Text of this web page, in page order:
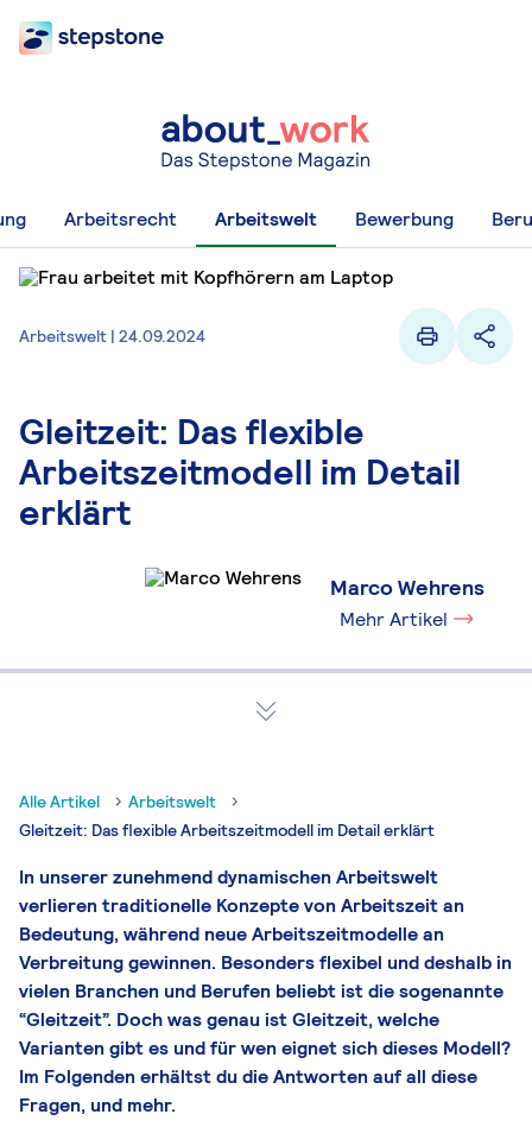
Arbeitsrecht Arbeitswelt Bewerbung
Arbeitswelt | 24.09.2024
Gleitzeit: Das flexible
Arbeitszeitmodell im Detail
erklärt
Marco Wehrens
Mehr Artikel
Alle Artikel
Arbeitswelt
Gleitzeit: Das flexible Arbeitszeitmodell im Detail erklärt
In unserer zunehmend dynamischen Arbeitswelt
verlieren traditionelle Konzepte von Arbeitszeit an
Bedeutung, während neue Arbeitszeitmodelle an
Verbreitung gewinnen. Besonders flexibel und deshalb in
vielen Branchen und Berufen beliebt ist die sogenannte
“Gleitzeit”. Doch was genau ist Gleitzeit, welche
Varianten gibt es und für wen eignet sich dieses Modell?
Im Folgenden erhältst du die Antworten auf all diese
Fragen, und mehr.